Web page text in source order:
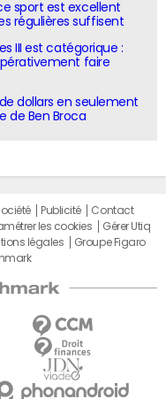
sport est excellent
régulières suffisent
III est catégorique :
faire
dollars en seulement
de Ben Broca
Publicité
Contact
les cookies
Gérer Utiq
légales
Groupe Figaro